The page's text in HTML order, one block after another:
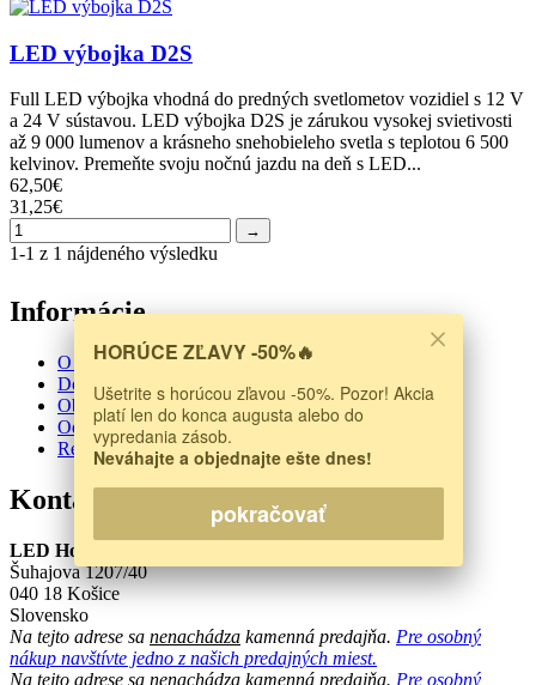
LED výbojka D2S
Full LED výbojka vhodná do predných svetlometov vozidiel s 12 V
a 24 V sústavou. LED výbojka D2S je zárukou vysokej svietivosti
až 9 000 lumenov a krásneho snehobieleho svetla s teplotou 6 500
kelvinov. Premeňte svoju nočnú jazdu na deň s LED...
62,50€
31,25€
→
1-1 z 1 nájdeného výsledku
Informácie
O nás
Doprava a platba
Obchodné podmienky
Odstúpenie od zmluvy
Reklamačný protokol
Kontakt
LED House s.r.o.
Šuhajova 1207/40
040 18 Košice
Slovensko
Na tejto adrese sa nenachádza kamenná predajňa. Pre osobný
nákup navštívte jedno z našich predajných miest.
Na tejto adrese sa nenachádza kamenná predajňa. Pre osobný
HORÚCE ZĽAVY -50%🔥
Ušetrite s horúcou zľavou -50%. Pozor! Akcia
platí len do konca augusta alebo do
vypredania zásob.
Neváhajte a objednajte ešte dnes!
pokračovať